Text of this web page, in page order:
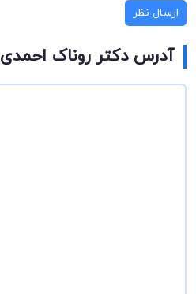
ارسال نظر
آدرس دکتر روناک احمدی